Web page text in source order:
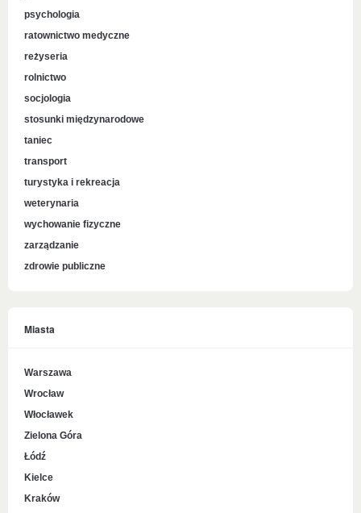
psychologia
ratownictwo medyczne
reżyseria
rolnictwo
socjologia
stosunki międzynarodowe
taniec
transport
turystyka i rekreacja
weterynaria
wychowanie fizyczne
zarządzanie
zdrowie publiczne
Miasta
Warszawa
Wrocław
Włocławek
Zielona Góra
Łódź
Kielce
Kraków